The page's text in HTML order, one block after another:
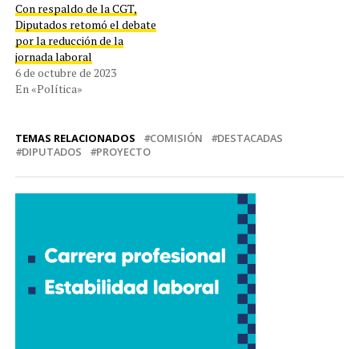
Con respaldo de la CGT,
Diputados retomó el debate
por la reducción de la
jornada laboral
6 de octubre de 2023
En «Política»
TEMAS RELACIONADOS COMISIÓN
DESTACADAS
DIPUTADOS
PROYECTO